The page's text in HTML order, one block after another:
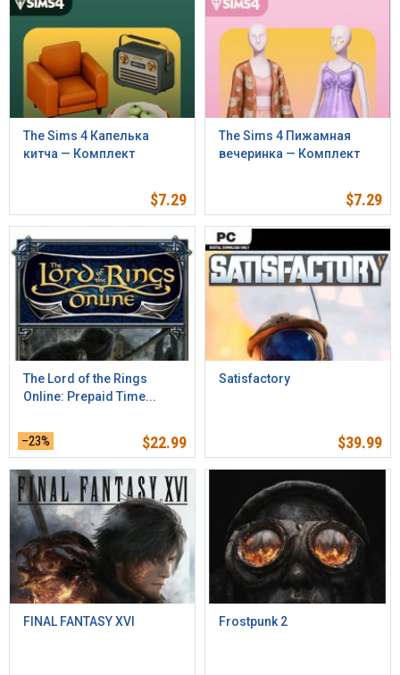
The Sims 4 Капелька
китча — Комплект
$7.29
The Sims 4 Пижамная
вечеринка — Комплект
$7.29
The Lord of the Rings
Online: Prepaid Time...
–23% $22.99
Satisfactory
$39.99
FINAL FANTASY XVI Frostpunk 2